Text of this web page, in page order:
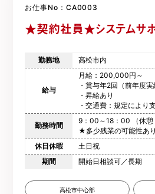
お仕事No：CA0003
★契約社員★システムサ
勤務地 高松市内
給与
月給：200,000円～
・賞与年2回（前年度実
・昇給あり
・交通費：規定により
勤務時間
9：00～18：00 （休憩
★多少残業の可能性あり
休日休暇
土日祝
期間
開始日相談可／長期
高松市中心部